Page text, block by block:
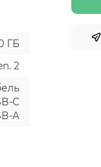
ГБ
2
C
A